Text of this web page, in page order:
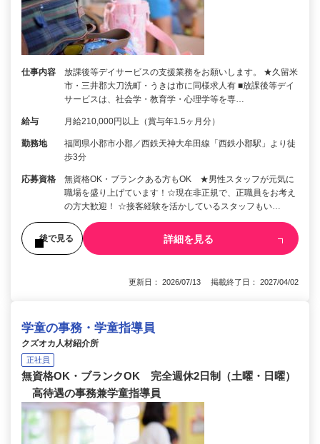
仕事内容
放課後等デイサービスの支援業務をお願いします。 ★久留米
市・三井郡大刀洗町・うきは市に同様求人有 ■放課後等デイ
サービスは、社会学・教育学・心理学等を専…
給与 月給210,000円以上（賞与年1.5ヶ月分）
勤務地
福岡県小郡市小郡／西鉄天神大牟田線「西鉄小郡駅」より徒
歩3分
応募資格
無資格OK・ブランクある方もOK ★男性スタッフが元気に
職場を盛り上げています！☆現在非正規で、正職員をお考え
の方大歓迎！ ☆接客経験を活かしているスタッフもい…
後で見る 詳細を見る
更新日： 2026/07/13 掲載終了日： 2027/04/02
学童の事務・学童指導員
クズオカ人材紹介所
正社員
無資格OK・ブランクOK 完全週休2日制（土曜・日曜）
高待遇の事務兼学童指導員